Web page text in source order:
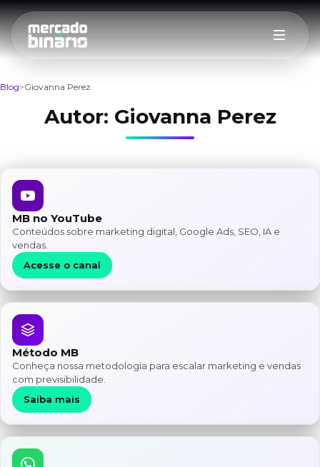
Blog Giovanna Perez
Autor: Giovanna Perez
MB no YouTube
Conteúdos sobre marketing digital, Google Ads, SEO, IA e
vendas.
Acesse o canal
Método MB
Conheça nossa metodologia para escalar marketing e vendas
com previsibilidade.
Saiba mais